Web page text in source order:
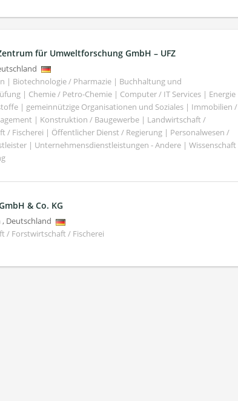
für Umweltforschung GmbH – UFZ
| Biotechnologie / Pharmazie | Buchhaltung und
| Chemie / Petro-Chemie | Computer / IT Services | Energie
| gemeinnützige Organisationen und Soziales | Immobilien /
| Konstruktion / Baugewerbe | Landwirtschaft /
/ Fischerei | Öffentlicher Dienst / Regierung | Personalwesen /
| Unternehmensdienstleistungen - Andere | Wissenschaft
& Co. KG
, Deutschland
/ Forstwirtschaft / Fischerei